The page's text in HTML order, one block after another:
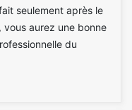
seulement après le
aurez une bonne
du